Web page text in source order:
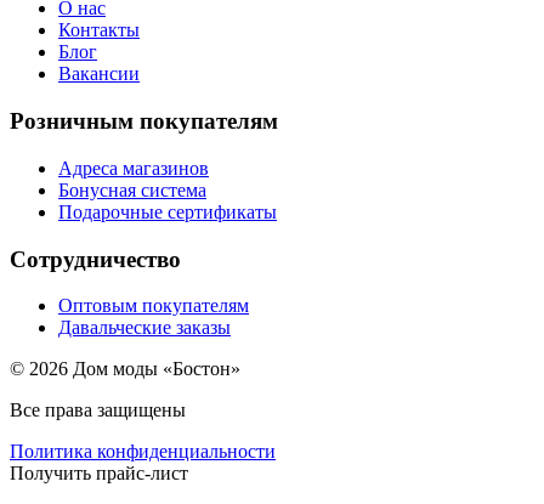
О нас
Контакты
Блог
Вакансии
Розничным покупателям
Адреса магазинов
Бонусная система
Подарочные сертификаты
Сотрудничество
Оптовым покупателям
Давальческие заказы
© 2026 Дом моды «Бостон»
Все права защищены
Политика конфиденциальности
Получить прайс-лист